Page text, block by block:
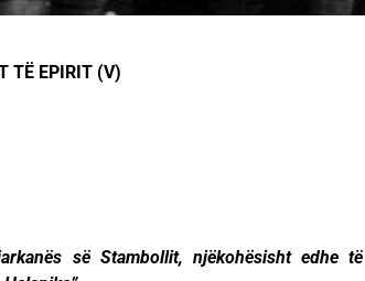
TË EPIRIT (V)
së Stambollit, njëkohësisht edhe